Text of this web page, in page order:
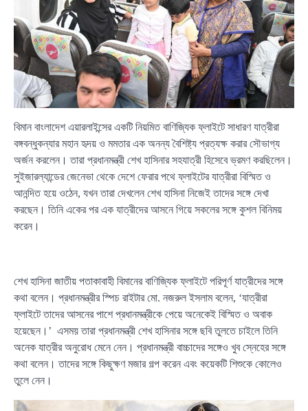
বিমান বাংলাদেশ এয়ারলাইন্সের একটি নিয়মিত বাণিজ্যিক ফ্লাইটে সাধারণ যাত্রীরা
বঙ্গবন্ধুকন্যার মহান হৃদয় ও মমতার এক অনন্য বৈশিষ্ট্য প্রত্যক্ষ করার সৌভাগ্য
অর্জন করলেন। তারা প্রধানমন্ত্রী শেখ হাসিনার সহযাত্রী হিসেবে ভ্রমণ করছিলেন।
সুইজারল্যান্ডের জেনেভা থেকে দেশে ফেরার পথে ফ্লাইটের যাত্রীরা বিস্মিত ও
আনন্দিত হয়ে ওঠেন, যখন তারা দেখলেন শেখ হাসিনা নিজেই তাদের সঙ্গে দেখা
করছেন। তিনি একের পর এক যাত্রীদের আসনে গিয়ে সকলের সঙ্গে কুশল বিনিময়
করেন।
শেখ হাসিনা জাতীয় পতাকাবাহী বিমানের বাণিজ্যিক ফ্লাইটে পরিপূর্ণ যাত্রীদের সঙ্গে
কথা বলেন। প্রধানমন্ত্রীর স্পিচ রাইটার মো. নজরুল ইসলাম বলেন, ‘যাত্রীরা
ফ্লাইটে তাদের আসনের পাশে প্রধানমন্ত্রীকে পেয়ে অনেকেই বিস্মিত ও অবাক
হয়েছেন।’ এসময় তারা প্রধানমন্ত্রী শেখ হাসিনার সঙ্গে ছবি তুলতে চাইলে তিনি
অনেক যাত্রীর অনুরোধ মেনে নেন। প্রধানমন্ত্রী বাচ্চাদের সঙ্গেও খুব স্নেহের সঙ্গে
কথা বলেন। তাদের সঙ্গে কিছুক্ষণ মজার গল্প করেন এবং কয়েকটি শিশুকে কোলেও
তুলে নেন।